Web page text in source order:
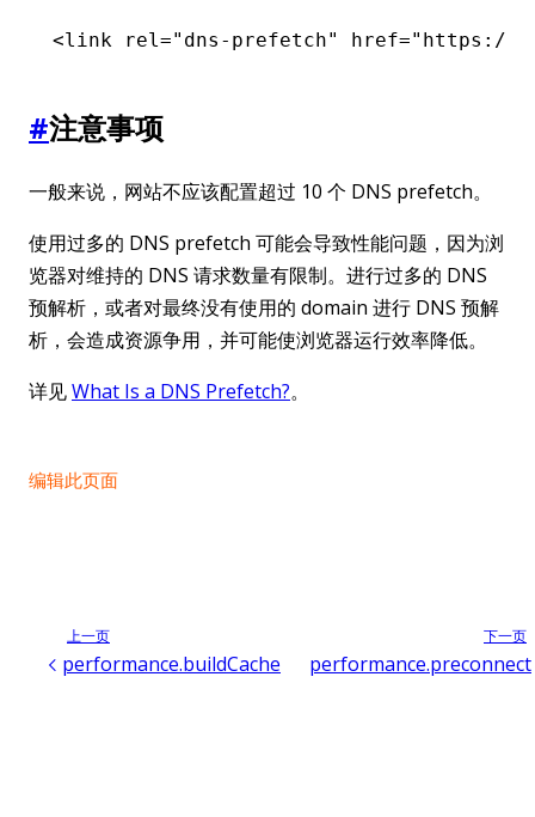
<link rel ="dns-prefetch" href="https://
#注意事项
一般来说，网站不应该配置超过 10 个 DNS prefetch。
使用过多的 DNS prefetch 可能会导致性能问题，因为浏
览器对维持的 DNS 请求数量有限制。进行过多的 DNS
预解析，或者对最终没有使用的 domain 进行 DNS 预解
析，会造成资源争用，并可能使浏览器运行效率降低。
详见What Is a DNS Prefetch?。
编辑此页面
上一页
performance.buildCache
下一页
performance.preconnect